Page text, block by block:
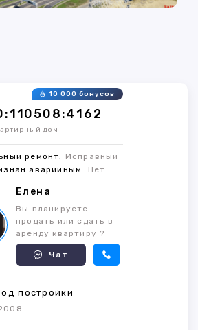
10 000 бонусов
дом
ремонт: Исправный
аварийным: Нет
Елена
Вы планируете
продать или сдать в
аренду квартиру ?
Чат
постройки